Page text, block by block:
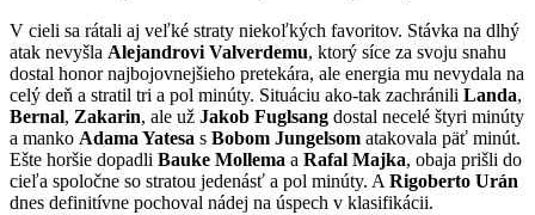
V cieli sa rátali aj veľké straty niekoľkých favoritov. Stávka na dlhý
atak nevyšla Alejandrovi Valverdemu, ktorý síce za svoju snahu
dostal honor najbojovnejšieho pretekára, ale energia mu nevydala na
celý deň a stratil tri a pol minúty. Situáciu ako-tak zachránili Landa,
Bernal, Zakarin, ale už Jakob Fuglsang dostal necelé štyri minúty
a manko Adama Yatesa s Bobom Jungelsom atakovala päť minút.
Ešte horšie dopadli Bauke Mollema a Rafal Majka, obaja prišli do
cieľa spoločne so stratou jedenásť a pol minúty. A Rigoberto Urán
dnes definitívne pochoval nádej na úspech v klasifikácii.